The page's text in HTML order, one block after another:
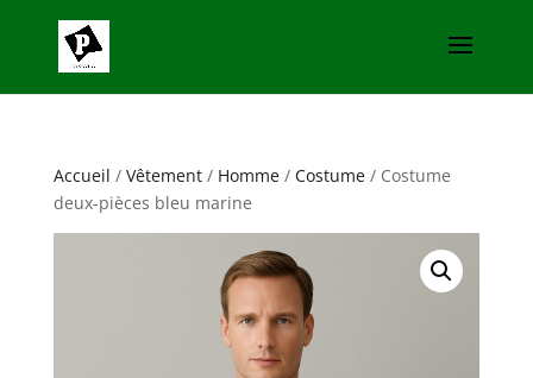
Accueil / Vêtement/ Homme/ Costume/ Costume
deux-pièces bleu marine